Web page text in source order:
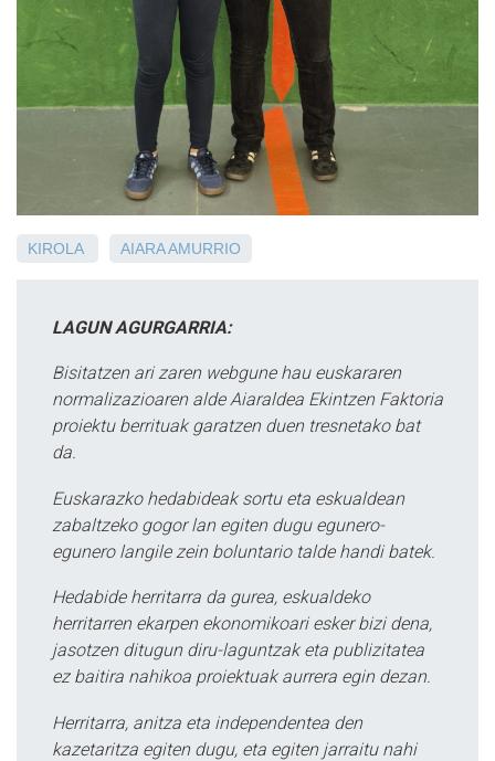
KIROLA AIARAAMURRIO
LAGUN AGURGARRIA:
Bisitatzen ari zaren webgune hau euskararen
normalizazioaren alde Aiaraldea Ekintzen Faktoria
proiektu berrituak garatzen duen tresnetako bat
da.
Euskarazko hedabideak sortu eta eskualdean
zabaltzeko gogor lan egiten dugu egunero-
egunero langile zein boluntario talde handi batek.
Hedabide herritarra da gurea, eskualdeko
herritarren ekarpen ekonomikoari esker bizi dena,
jasotzen ditugun diru-laguntzak eta publizitatea
ez baitira nahikoa proiektuak aurrera egin dezan.
Herritarra, anitza eta independentea den
kazetaritza egiten dugu, eta egiten jarraitu nahi